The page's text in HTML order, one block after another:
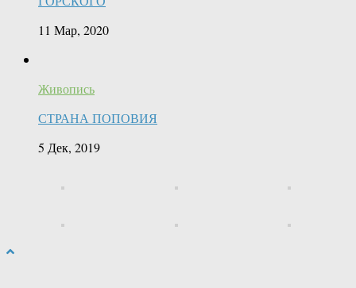
11 Мар, 2020
Живопись
СТРАНА ПОПОВИЯ
5 Дек, 2019